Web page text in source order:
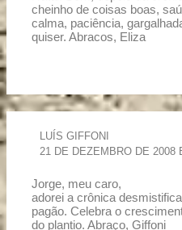
cheinho de coisas boas,
calma, paciência,
quiser. Abracos, Eliza
LUÍS GIFFONI
21 DE DEZEMBRO DE 2008
Jorge, meu caro,
adorei a crônica
pagão. Celebra o
do plantio. Abraço, Giffoni